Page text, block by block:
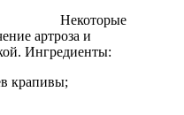
Некоторые
артроза и
Ингредиенты:
крапивы;